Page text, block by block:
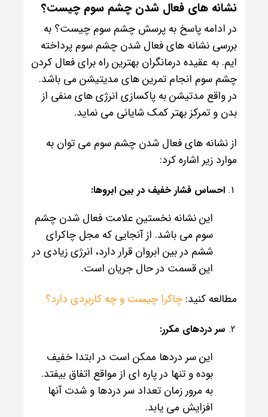
نشانه های فعال شدن چشم سوم چیست؟
در ادامه پاسخ به پرسش چشم سوم چیست؟ به
بررسی نشانه های فعال شدن چشم سوم پرداخته
ایم. به عقیده درمانگران بهترین راه برای فعال کردن
چشم سوم انجام تمرین های مدیتیشن می باشد.
در واقع مدتیشن به پاکسازی انرژی های منفی از
بدن و تمرکز بهتر کمک شایانی می نماید.
از نشانه های فعال شدن چشم سوم می توان به
موارد زیر اشاره کرد:
احساس فشار خفیف در بین ابروها:
این نشانه نخستین علامت فعال شدن چشم
سوم می باشد. از آنجایی که مجل چاکرای
ششم در بین ابروان قرار دارد، انرژی زیادی در
این قسمت در حال جریان است.
مطالعه کنید: چاکرا چیست و چه کاربردی دارد؟
سر دردهای مکرر:
این سر دردها ممکن است در ابتدا خفیف
بوده و تنها در پاره ای از مواقع اتفاق بیفتد.
به مرور زمان تعداد سر دردها و شدت آنها
افزایش می یابد.